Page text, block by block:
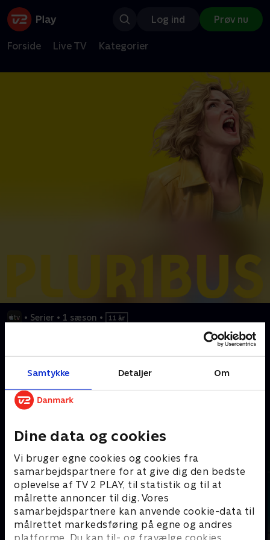
Samtykke Detaljer Om
Dine data og cookies
Vi bruger egne cookies og cookies fra
samarbejdspartnere for at give dig den bedste
oplevelse af TV 2 PLAY, til statistik og til at
målrette annoncer til dig. Vores
samarbejdspartnere kan anvende cookie-data til
målrettet markedsføring på egne og andres
platforme. Du kan til- og fravælge cookies
Log ind Prøv nu
Forside Live TV Kategorier
• Serier • 1 sæson •
Den mest ulykkelige person på jorden må redde verden fra
lykke.
Mere indhold fra Apple TV